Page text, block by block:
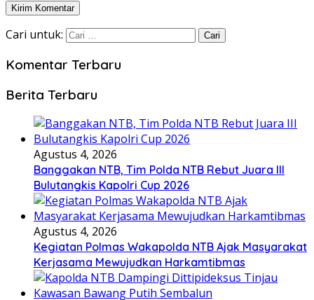
Cari untuk:
Komentar Terbaru
Berita Terbaru
Agustus 4, 2026
Banggakan NTB, Tim Polda NTB Rebut Juara III
Bulutangkis Kapolri Cup 2026
Agustus 4, 2026
Kegiatan Polmas Wakapolda NTB Ajak Masyarakat
Kerjasama Mewujudkan Harkamtibmas